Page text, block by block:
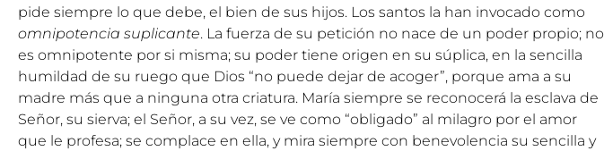
pide siempre lo que debe, el bien de sus hijos. Los santos la han invocado como
omnipotencia suplicante. La fuerza de su petición no nace de un poder propio; no
es omnipotente por si misma; su poder tiene origen en su súplica, en la sencilla
humildad de su ruego que Dios “no puede dejar de acoger”, porque ama a su
madre más que a ninguna otra criatura. María siempre se reconocerá la esclava de
Señor, su sierva; el Señor, a su vez, se ve como “obligado” al milagro por el amor
que le profesa; se complace en ella, y mira siempre con benevolencia su sencilla y